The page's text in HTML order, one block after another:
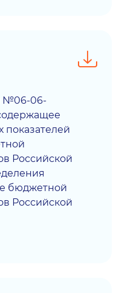
№06-06-
содержащее
Российской
бюджетной
Российской